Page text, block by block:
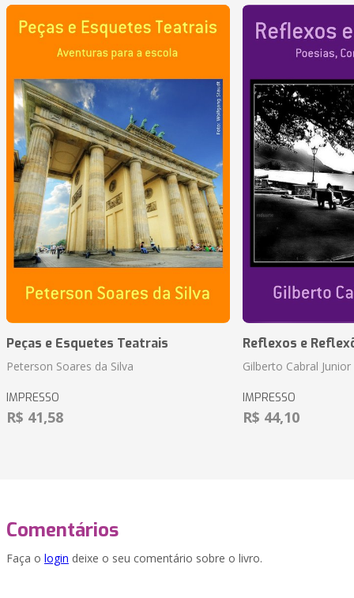
Peças e Esquetes Teatrais
Peterson Soares da Silva
IMPRESSO
R$ 41,58
Reflexos e
Gilberto Cabral Junior
IMPRESSO
R$ 44,10
Comentários
Faça o login deixe o seu comentário sobre o livro.